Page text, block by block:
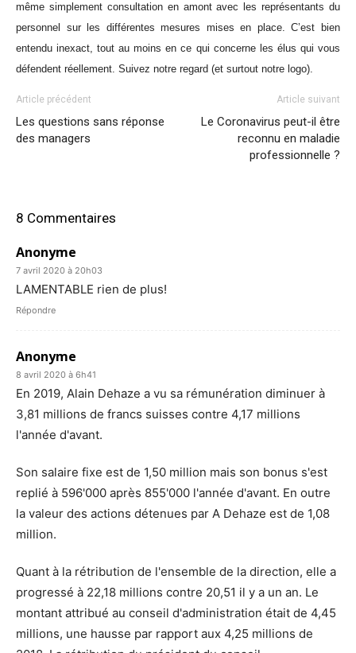
même simplement consultation en amont avec les représentants du
personnel sur les différentes mesures mises en place. C’est bien
entendu inexact, tout au moins en ce qui concerne les élus qui vous
défendent réellement. Suivez notre regard (et surtout notre logo).
Article précédent
Les questions sans réponse
des managers
Article suivant
Le Coronavirus peut-il être
reconnu en maladie
professionnelle ?
8 Commentaires
Anonyme
7 avril 2020 à 20h03
LAMENTABLE rien de plus!
Répondre
Anonyme
8 avril 2020 à 6h41
En 2019, Alain Dehaze a vu sa rémunération diminuer à
3,81 millions de francs suisses contre 4,17 millions
l'année d'avant.
Son salaire fixe est de 1,50 million mais son bonus s'est
replié à 596'000 après 855'000 l'année d'avant. En outre
la valeur des actions détenues par A Dehaze est de 1,08
million.
Quant à la rétribution de l'ensemble de la direction, elle a
progressé à 22,18 millions contre 20,51 il y a un an. Le
montant attribué au conseil d'administration était de 4,45
millions, une hausse par rapport aux 4,25 millions de